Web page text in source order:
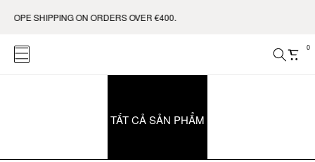
SHIPPING ON ORDERS OVER €400.
0
TẤT CẢ SẢN PHẨM